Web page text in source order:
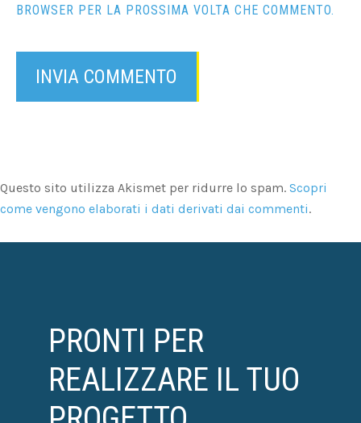
BROWSER PER LA PROSSIMA VOLTA CHE COMMENTO.
Questo sito utilizza Akismet per ridurre lo spam. Scopri
come vengono elaborati i dati derivati dai commenti.
PRONTI PER
REALIZZARE IL TUO